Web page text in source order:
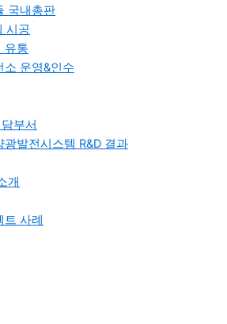
국내총판
시공
유통
소 운영&인수
부서
광발전시스템 R&D 결과
개
트 사례